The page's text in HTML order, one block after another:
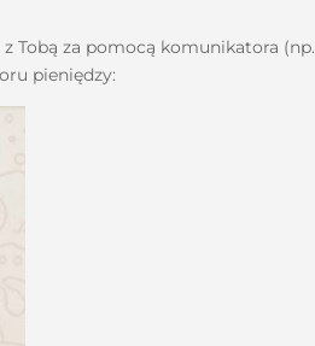
Tobą za pomocą komunikatora (np.
pieniędzy: